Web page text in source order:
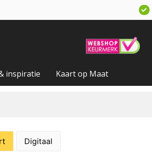
inspiratie Kaart op Maat
Digitaal